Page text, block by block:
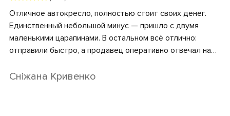
Отличное автокресло, полностью стоит своих денег.
Единственный небольшой минус — пришло с двумя
маленькими царапинами. В остальном всё отлично:
отправили быстро, а продавец оперативно отвечал на
Сніжана Кривенко